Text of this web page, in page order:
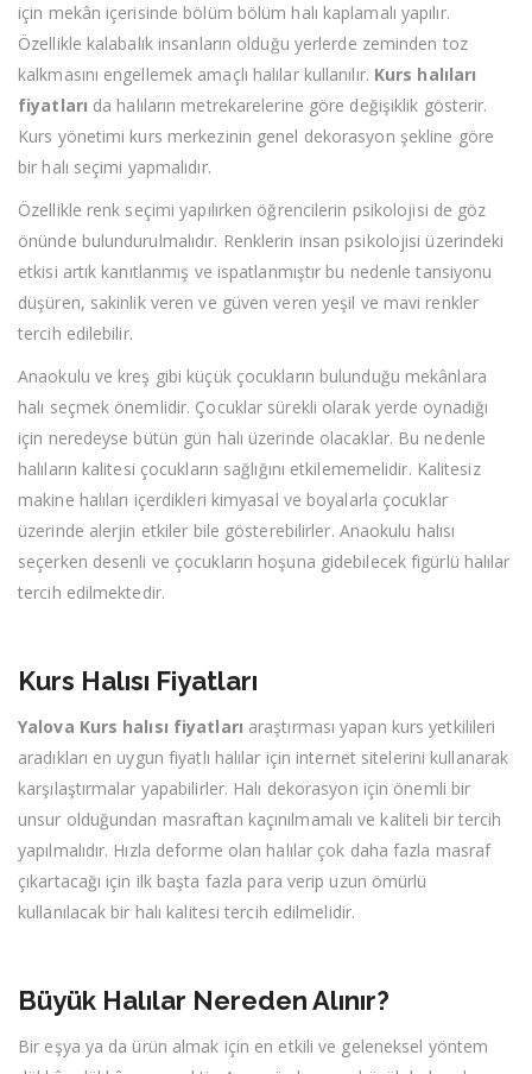
için mekân içerisinde bölüm bölüm halı kaplamalı yapılır.
Özellikle kalabalık insanların olduğu yerlerde zeminden toz
kalkmasını engellemek amaçlı halılar kullanılır. Kurs halıları
fiyatları da halıların metrekarelerine göre değişiklik gösterir.
Kurs yönetimi kurs merkezinin genel dekorasyon şekline göre
bir halı seçimi yapmalıdır.
Özellikle renk seçimi yapılırken öğrencilerin psikolojisi de göz
önünde bulundurulmalıdır. Renklerin insan psikolojisi üzerindeki
etkisi artık kanıtlanmış ve ispatlanmıştır bu nedenle tansiyonu
düşüren, sakinlik veren ve güven veren yeşil ve mavi renkler
tercih edilebilir.
Anaokulu ve kreş gibi küçük çocukların bulunduğu mekânlara
halı seçmek önemlidir. Çocuklar sürekli olarak yerde oynadığı
için neredeyse bütün gün halı üzerinde olacaklar. Bu nedenle
halıların kalitesi çocukların sağlığını etkilememelidir. Kalitesiz
makine halıları içerdikleri kimyasal ve boyalarla çocuklar
üzerinde alerjin etkiler bile gösterebilirler. Anaokulu halısı
seçerken desenli ve çocukların hoşuna gidebilecek figürlü halılar
tercih edilmektedir.
Kurs Halısı Fiyatları
Yalova Kurs halısı fiyatları araştırması yapan kurs yetkilileri
aradıkları en uygun fiyatlı halılar için internet sitelerini kullanarak
karşılaştırmalar yapabilirler. Halı dekorasyon için önemli bir
unsur olduğundan masraftan kaçınılmamalı ve kaliteli bir tercih
yapılmalıdır. Hızla deforme olan halılar çok daha fazla masraf
çıkartacağı için ilk başta fazla para verip uzun ömürlü
kullanılacak bir halı kalitesi tercih edilmelidir.
Büyük Halılar Nereden Alınır?
Bir eşya ya da ürün almak için en etkili ve geleneksel yöntem